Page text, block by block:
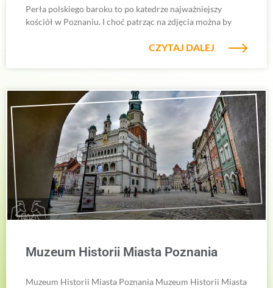
Perła polskiego baroku to po katedrze najważniejszy
kościół w Poznaniu. I choć patrząc na zdjęcia można by
CZYTAJ DALEJ
Muzeum Historii Miasta Poznania
Muzeum Historii Miasta Poznania Muzeum Historii Miasta